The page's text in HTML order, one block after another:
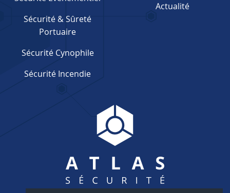
Sécurité & Sûreté
Portuaire
Sécurité Cynophile
Sécurité Incendie
Actualité